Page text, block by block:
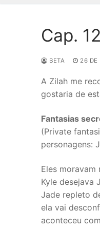
Cap.
BETA 26 DE
A Zilah me
gostaria de
Fantasias
(Private
personagens:
Eles moravam
Kyle desejava
Jade repleto
ela vai
aconteceu